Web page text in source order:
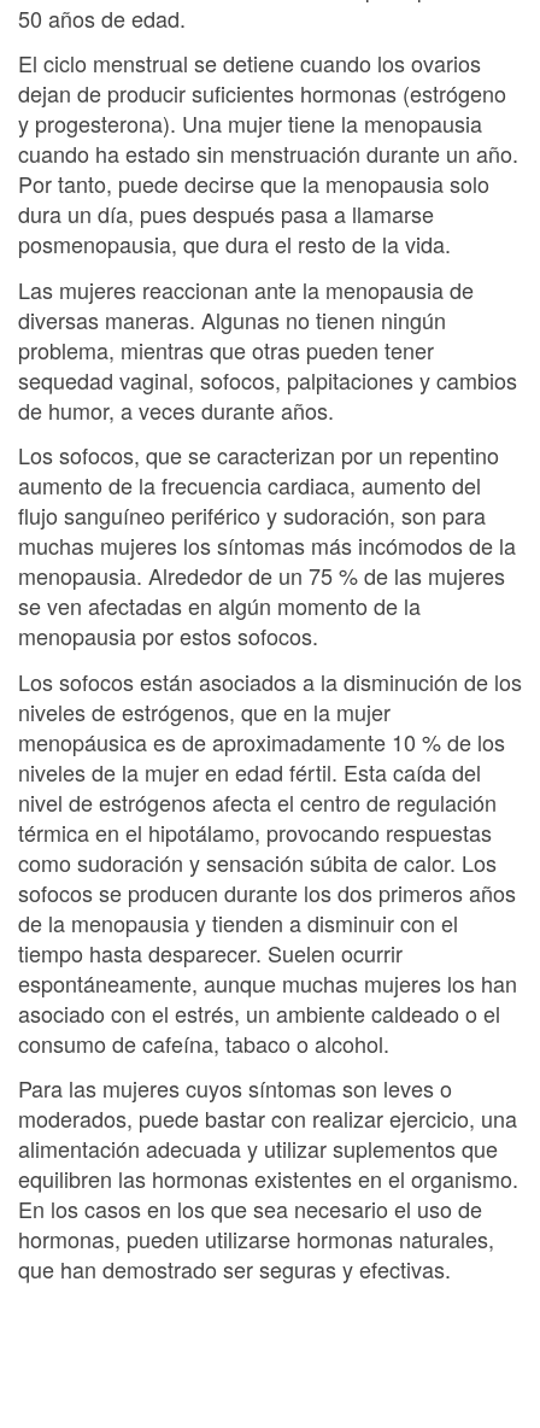
50 años de edad.
El ciclo menstrual se detiene cuando los ovarios
dejan de producir suficientes hormonas (estrógeno
y progesterona). Una mujer tiene la menopausia
cuando ha estado sin menstruación durante un año.
Por tanto, puede decirse que la menopausia solo
dura un día, pues después pasa a llamarse
posmenopausia, que dura el resto de la vida.
Las mujeres reaccionan ante la menopausia de
diversas maneras. Algunas no tienen ningún
problema, mientras que otras pueden tener
sequedad vaginal, sofocos, palpitaciones y cambios
de humor, a veces durante años.
Los sofocos, que se caracterizan por un repentino
aumento de la frecuencia cardiaca, aumento del
flujo sanguíneo periférico y sudoración, son para
muchas mujeres los síntomas más incómodos de la
menopausia. Alrededor de un 75 % de las mujeres
se ven afectadas en algún momento de la
menopausia por estos sofocos.
Los sofocos están asociados a la disminución de los
niveles de estrógenos, que en la mujer
menopáusica es de aproximadamente 10 % de los
niveles de la mujer en edad fértil. Esta caída del
nivel de estrógenos afecta el centro de regulación
térmica en el hipotálamo, provocando respuestas
como sudoración y sensación súbita de calor. Los
sofocos se producen durante los dos primeros años
de la menopausia y tienden a disminuir con el
tiempo hasta desparecer. Suelen ocurrir
espontáneamente, aunque muchas mujeres los han
asociado con el estrés, un ambiente caldeado o el
consumo de cafeína, tabaco o alcohol.
Para las mujeres cuyos síntomas son leves o
moderados, puede bastar con realizar ejercicio, una
alimentación adecuada y utilizar suplementos que
equilibren las hormonas existentes en el organismo.
En los casos en los que sea necesario el uso de
hormonas, pueden utilizarse hormonas naturales,
que han demostrado ser seguras y efectivas.